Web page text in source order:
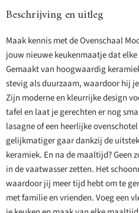
Beschrijving en uitleg
Maak kennis met de Ovenschaal
jouw nieuwe keukenmaatje dat
Gemaakt van hoogwaardig
stevig als duurzaam, waardoor hij
Zijn moderne en kleurrijke design
tafel en laat je gerechten er nog
lasagne of een heerlijke
gelijkmatiger gaar dankzij de
keramiek. En na de maaltijd? Geen
in de vaatwasser zetten. Het
waardoor jij meer tijd hebt om te
met familie en vrienden. Voeg een